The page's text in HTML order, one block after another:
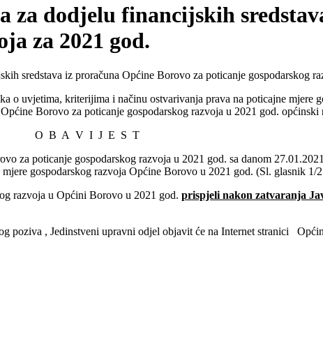
za dodjelu financijskih
za 2021 god.
sredstava iz proračuna Općine Borovo za poticanje gospodarskog
uvjetima, kriterijima i načinu ostvarivanja prava na poticajne mjere
Borovo za poticanje gospodarskog razvoja u 2021 god.
O B A V I J E S T
za poticanje gospodarskog razvoja u 2021 god. sa danom
gospodarskog razvoja Općine Borovo u 2021 god. (Sl. glasnik 1/
razvoja u Općini Borovo u 2021 god. prispjeli nakon zatvaranja
poziva , Jedinstveni upravni odjel objavit će na Internet stranici